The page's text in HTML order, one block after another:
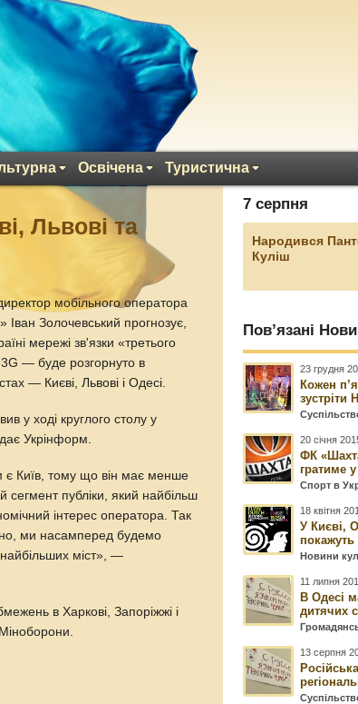
Освічена Туристична
Львові та
мобільного оператора
Іван Золочевський прогнозує,
мережі зв'язки «третього
— буде розгорнуто в
— Києві, Львові і Одесі.
у ході круглого столу у
Укрінформ.
є Київ, тому що він має менше
сегмент публіки, який найбільш
інтерес оператора. Так
ми насамперед будемо
міст», —
в Харкові, Запоріжжі і
7 серпня
Народився
Куліш
Пов’язані
23 грудня
Кожен
зустріти
20 січня
ФК
гратиме
Спорт в
18 квітня
У Києві,
покажуть
Новини
11 липня
В Одесі
дитячих
13 серпня